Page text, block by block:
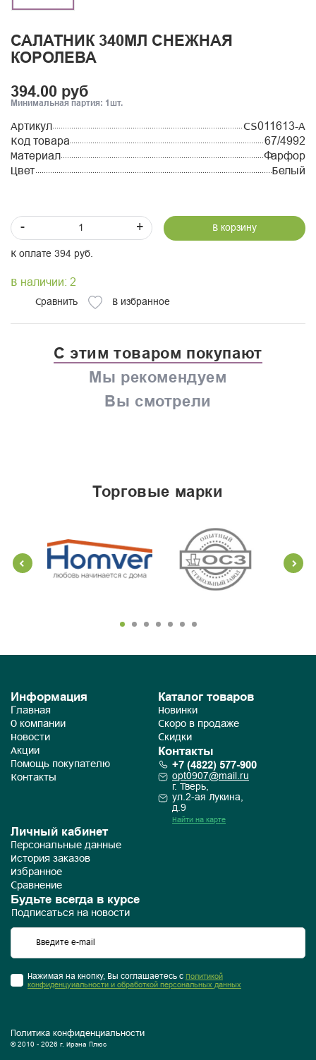
САЛАТНИК 340МЛ СНЕЖНАЯ
КОРОЛЕВА
394.00 руб
Минимальная партия: 1шт.
Артикул
CS011613-A
Код товара
67/4992
Материал
Фарфор
Цвет
Белый
- + В корзину
К оплате 394 руб.
В наличии: 2
Сравнить В избранное
С этим товаром покупают
Мы рекомендуем
Вы смотрели
торговые марки
Информация
Главная
О компании
Новости
Акции
Помощь покупателю
Контакты
Каталог товаров
Новинки
Скоро в продаже
Скидки
Контакты
+7 (4822) 577-900
opt0907@mail.ru
г. Тверь,
ул.2-ая Лукина,
д.9
Найти на карте
Личный кабинет
Персональные данные
История заказов
Избранное
Сравнение
Будьте всегда в курсе
Подписаться на новости
Нажимая на кнопку, Вы соглашаетесь с Политикой
конфиденцуиальности и обработкой персональных данных
Политика конфиденциальности
© 2010 - 2026 г. Ирэна Плюс